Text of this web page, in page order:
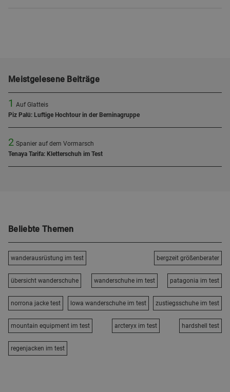
Meistgelesene Beiträge
1 Auf Glatteis
Piz Palü: Luftige Hochtour in der Berninagruppe
2 Spanier auf dem Vormarsch
Tenaya Tarifa: Kletterschuh im Test
Beliebte Themen
wanderausrüstung im test bergzeit größenberater
übersicht wanderschuhe wanderschuhe im test patagonia im test
norrona jacke test lowa wanderschuhe im test zustiegsschuhe im test
mountain equipment im test arcteryx im test hardshell test
regenjacken im test